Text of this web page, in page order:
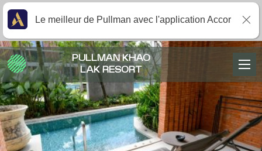
Le meilleur de Pullman avec l'application Accor
PULLMAN KHAO
LAK RESORT